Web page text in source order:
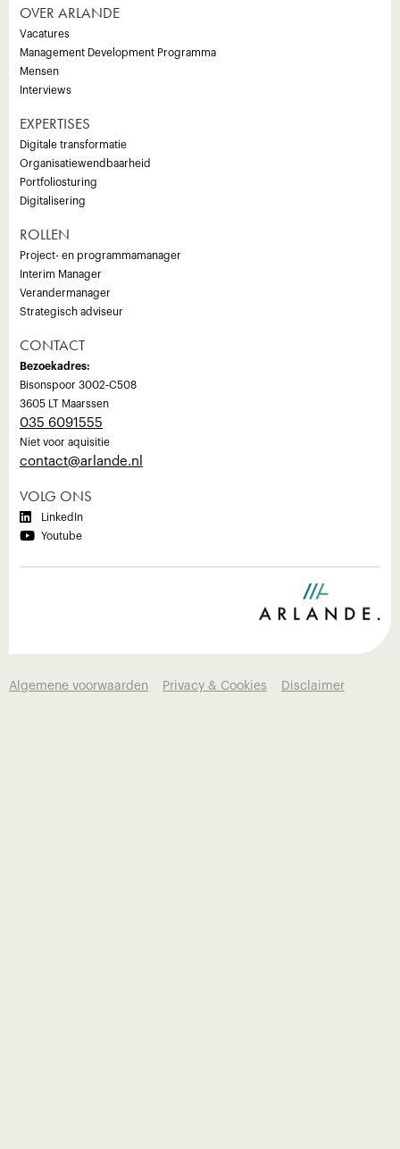
OVER ARLANDE
Vacatures
Management Development Programma
Mensen
Interviews
EXPERTISES
Digitale transformatie
Organisatiewendbaarheid
Portfoliosturing
Digitalisering
ROLLEN
Project- en programmamanager
Interim Manager
Verandermanager
Strategisch adviseur
CONTACT
Bezoekadres:
Bisonspoor 3002-C508
3605 LT Maarssen
035 6091555
Niet voor aquisitie
‍contact@arlande.nl
VOLG ONS
 LinkedIn
 Youtube
Algemene voorwaarden Privacy & Cookies Disclaimer